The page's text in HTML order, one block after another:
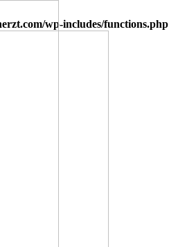
wp-includes/functions.php